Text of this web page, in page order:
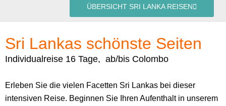
ÜBERSICHT SRI LANKA REISEN
Sri Lankas schönste Seiten
Individualreise 16 Tage, ab/bis Colombo
Erleben Sie die vielen Facetten Sri Lankas bei dieser
intensiven Reise. Beginnen Sie Ihren Aufenthalt in unserem